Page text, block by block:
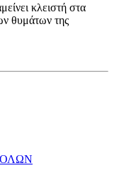
κλειστή στα
θυμάτων της